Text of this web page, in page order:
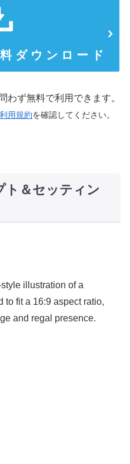
ダ ウ ン ロ ー ド
わず無料で利用できます。
利用規約を確認してください。
ト＆セッティン
illustration of a
to fit a 16:9 aspect ratio,
and regal presence.